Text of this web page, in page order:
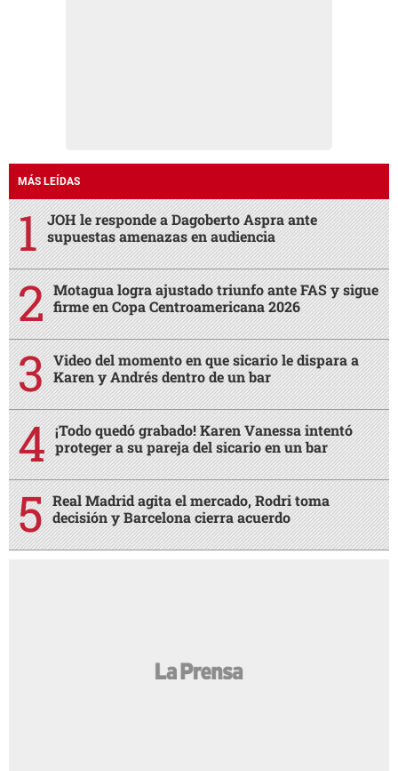
MÁS LEÍDAS
JOH le responde a Dagoberto Aspra ante
supuestas amenazas en audiencia
Motagua logra ajustado triunfo ante FAS y sigue
firme en Copa Centroamericana 2026
Video del momento en que sicario le dispara a
Karen y Andrés dentro de un bar
¡Todo quedó grabado! Karen Vanessa intentó
proteger a su pareja del sicario en un bar
Real Madrid agita el mercado, Rodri toma
decisión y Barcelona cierra acuerdo